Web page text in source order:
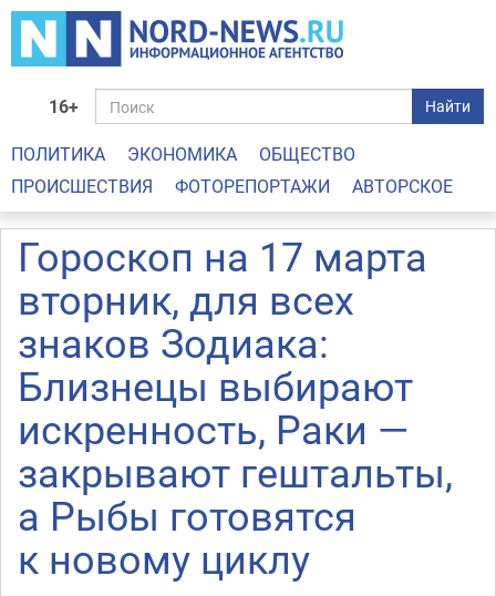
16+ Найти
ПОЛИТИКА ЭКОНОМИКА
ОБЩЕСТВО
ПРОИСШЕСТВИЯ
ФОТОРЕПОРТАЖИ АВТОРСКОЕ
Гороскоп на 17 марта
вторник, для всех
знаков Зодиака:
Близнецы выбирают
искренность, Раки —
закрывают гештальты,
а Рыбы готовятся
к новому циклу